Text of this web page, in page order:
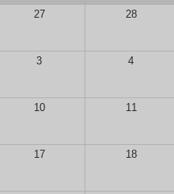
27
28
3 4
10 11
17 18